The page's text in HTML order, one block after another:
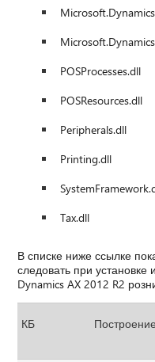
POSProcesses.dll
POSResources.dll
Peripherals.dll
Printing.dll
Tax.dll
В списке ниже ссылке
следовать при
Dynamics AX 2012 R2
КБ Построение